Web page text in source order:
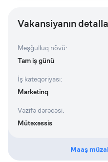
Vakansiyanın
Məşğulluq növü:
Tam iş günü
İş kateqoriyası:
Marketinq
Vəzifə dərəcəsi:
Mütəxəssis
Maaş